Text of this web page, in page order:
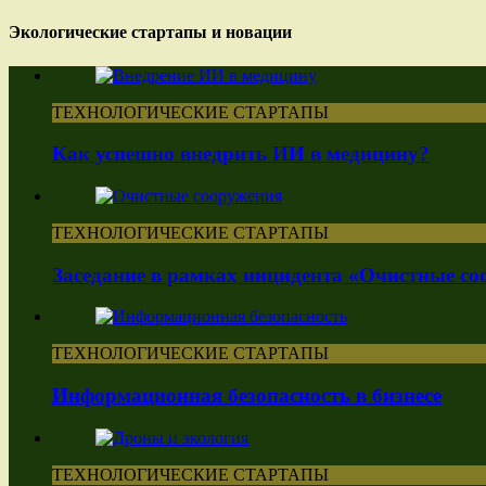
Экологические стартапы и новации
ТЕХНОЛОГИЧЕСКИЕ СТАРТАПЫ
Как успешно внедрить ИИ в медицину?
ТЕХНОЛОГИЧЕСКИЕ СТАРТАПЫ
Заседание в рамках инцидента «Очистные
ТЕХНОЛОГИЧЕСКИЕ СТАРТАПЫ
Информационная безопасность в бизнесе
ТЕХНОЛОГИЧЕСКИЕ СТАРТАПЫ